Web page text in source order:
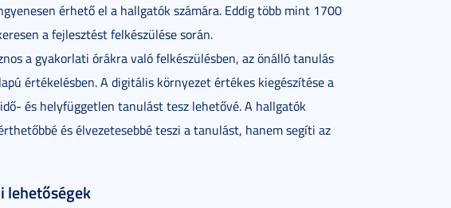
érhető el a hallgatók számára. Eddig több mint 1700
a fejlesztést felkészülése során.
a gyakorlati órákra való felkészülésben, az önálló tanulás
értékelésben. A digitális környezet értékes kiegészítése a
és helyfüggetlen tanulást tesz lehetővé. A hallgatók
és élvezetesebbé teszi a tanulást, hanem segíti az
lehetőségek